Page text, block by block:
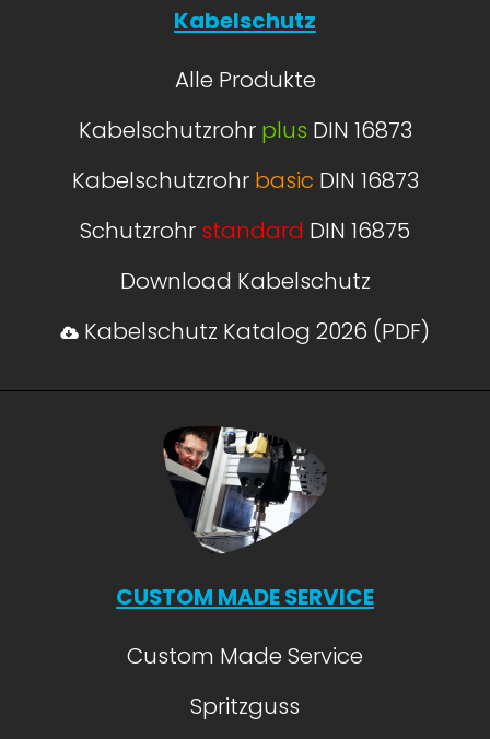
Kabelschutz
Alle Produkte
Kabelschutzrohr plus DIN 16873
Kabelschutzrohr basic DIN 16873
Schutzrohr standard DIN 16875
Download Kabelschutz
Kabelschutz Katalog 2026 (PDF)
CUSTOM MADE SERVICE
Custom Made Service
Spritzguss